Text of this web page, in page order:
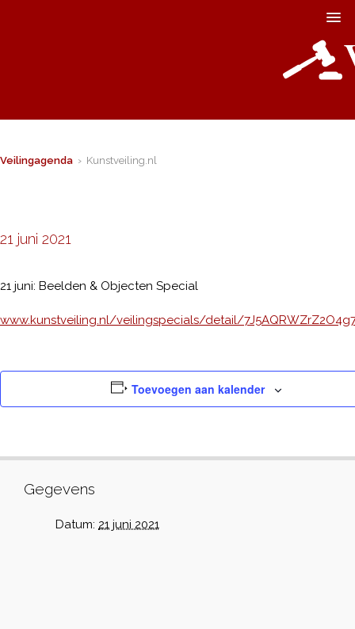
Veilingagenda › Kunstveiling.nl
21 juni 2021
21 juni: Beelden & Objecten Special
www.kunstveiling.nl/veilingspecials/detail/
Toevoegen aan kalender
Gegevens
Datum: 21 juni 2021